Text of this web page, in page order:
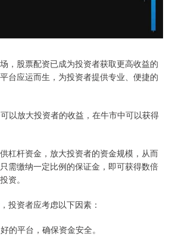
，股票配资已成为投资者获取更高收益的
台应运而生，为投资者提供专业、便捷的
以放大投资者的收益，在牛市中可以获得
杠杆资金，放大投资者的资金规模，从而
需缴纳一定比例的保证金，即可获得数倍
资。
投资者应考虑以下因素：
的平台，确保资金安全。